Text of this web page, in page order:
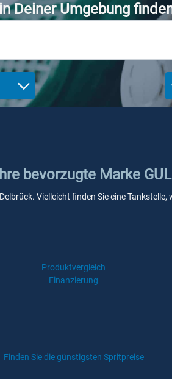
Deiner Umgebung
bevorzugte Marke
Vielleicht finden Sie eine
Produktvergleich
Finanzierung
Finden Sie die günstigsten Spritpreise